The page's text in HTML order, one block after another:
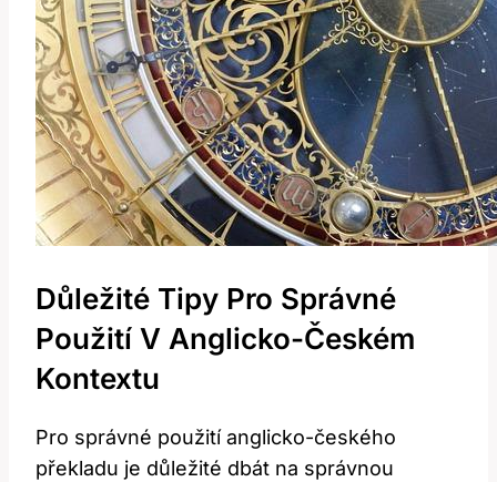
Důležité Tipy Pro Správné
Použití V Anglicko-Českém
Kontextu
Pro správné použití anglicko-českého
překladu je důležité dbát na správnou